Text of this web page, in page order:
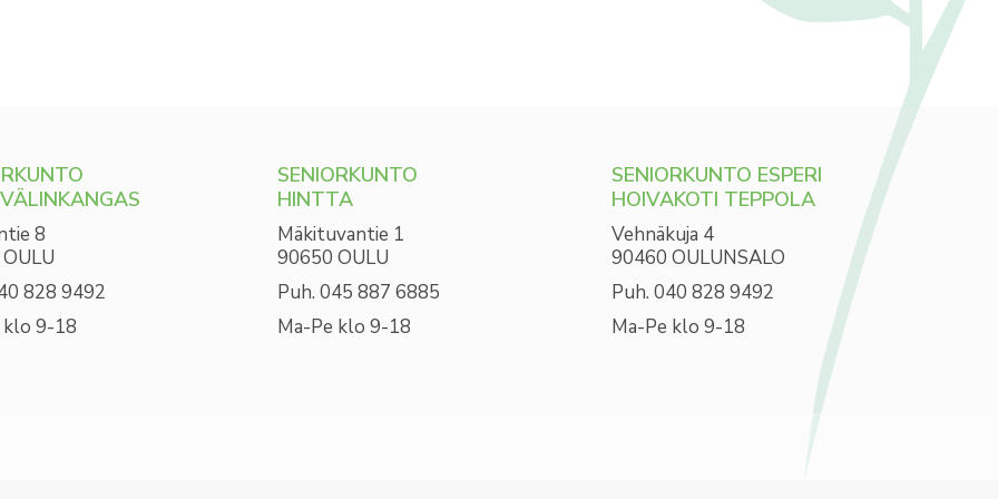
8
828 9492
klo 9-18
SENIORKUNTO
HINTTA
Mäkituvantie 1
90650 OULU
Puh. 045 887 6885
Ma-Pe klo 9-18
SENIORKUNTO ESPERI
HOIVAKOTI TEPPOLA
Vehnäkuja 4
90460 OULUNSALO
Puh. 040 828 9492
Ma-Pe klo 9-18